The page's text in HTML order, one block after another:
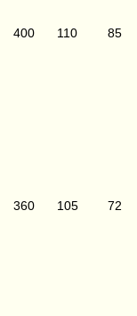
400 110 85
360 105 72